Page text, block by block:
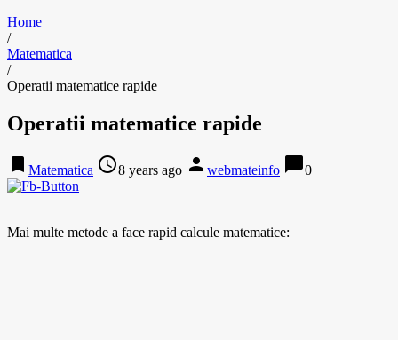
Home
/
Matematica
/
Operatii matematice rapide
Operatii matematice rapide
bookmark Matematica access_time8 years ago person webmateinfo chat_bubble0
Mai multe metode a face rapid calcule matematice: